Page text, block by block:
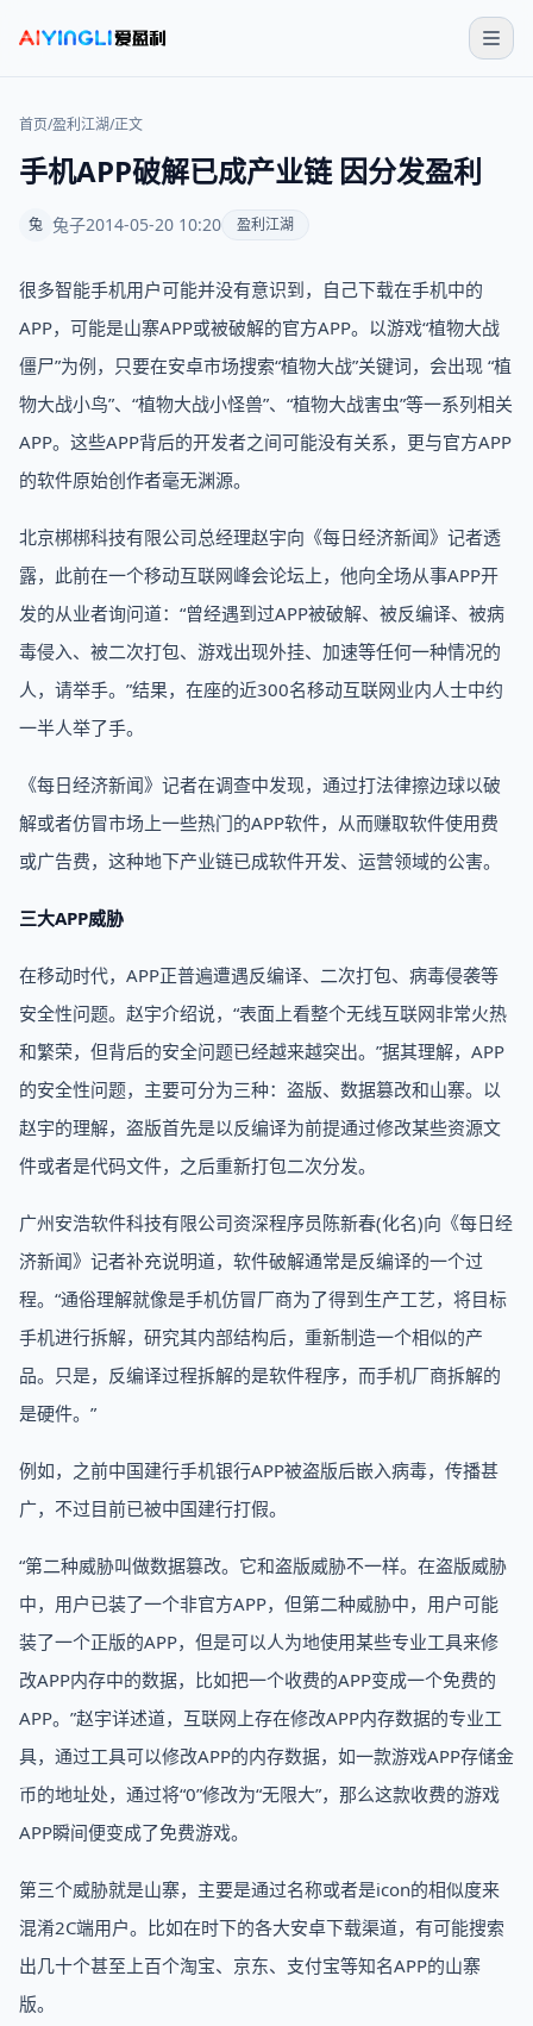
首页/盈利江湖/正文
手机APP破解已成产业链 因分发盈利
兔 兔子2014-05-20 10:20 盈利江湖
很多智能手机用户可能并没有意识到，自己下载在手机中的
APP，可能是山寨APP或被破解的官方APP。以游戏“植物大战
僵尸”为例，只要在安卓市场搜索“植物大战”关键词，会出现 “植
物大战小鸟”、“植物大战小怪兽”、“植物大战害虫”等一系列相关
APP。这些APP背后的开发者之间可能没有关系，更与官方APP
的软件原始创作者毫无渊源。
北京梆梆科技有限公司总经理赵宇向《每日经济新闻》记者透
露，此前在一个移动互联网峰会论坛上，他向全场从事APP开
发的从业者询问道：“曾经遇到过APP被破解、被反编译、被病
毒侵入、被二次打包、游戏出现外挂、加速等任何一种情况的
人，请举手。”结果，在座的近300名移动互联网业内人士中约
一半人举了手。
《每日经济新闻》记者在调查中发现，通过打法律擦边球以破
解或者仿冒市场上一些热门的APP软件，从而赚取软件使用费
或广告费，这种地下产业链已成软件开发、运营领域的公害。
三大APP威胁
在移动时代，APP正普遍遭遇反编译、二次打包、病毒侵袭等
安全性问题。赵宇介绍说，“表面上看整个无线互联网非常火热
和繁荣，但背后的安全问题已经越来越突出。”据其理解，APP
的安全性问题，主要可分为三种：盗版、数据篡改和山寨。以
赵宇的理解，盗版首先是以反编译为前提通过修改某些资源文
件或者是代码文件，之后重新打包二次分发。
广州安浩软件科技有限公司资深程序员陈新春(化名)向《每日经
济新闻》记者补充说明道，软件破解通常是反编译的一个过
程。“通俗理解就像是手机仿冒厂商为了得到生产工艺，将目标
手机进行拆解，研究其内部结构后，重新制造一个相似的产
品。只是，反编译过程拆解的是软件程序，而手机厂商拆解的
是硬件。”
例如，之前中国建行手机银行APP被盗版后嵌入病毒，传播甚
广，不过目前已被中国建行打假。
“第二种威胁叫做数据篡改。它和盗版威胁不一样。在盗版威胁
中，用户已装了一个非官方APP，但第二种威胁中，用户可能
装了一个正版的APP，但是可以人为地使用某些专业工具来修
改APP内存中的数据，比如把一个收费的APP变成一个免费的
APP。”赵宇详述道，互联网上存在修改APP内存数据的专业工
具，通过工具可以修改APP的内存数据，如一款游戏APP存储金
币的地址处，通过将“0”修改为“无限大”，那么这款收费的游戏
APP瞬间便变成了免费游戏。
第三个威胁就是山寨，主要是通过名称或者是icon的相似度来
混淆2C端用户。比如在时下的各大安卓下载渠道，有可能搜索
出几十个甚至上百个淘宝、京东、支付宝等知名APP的山寨
版。